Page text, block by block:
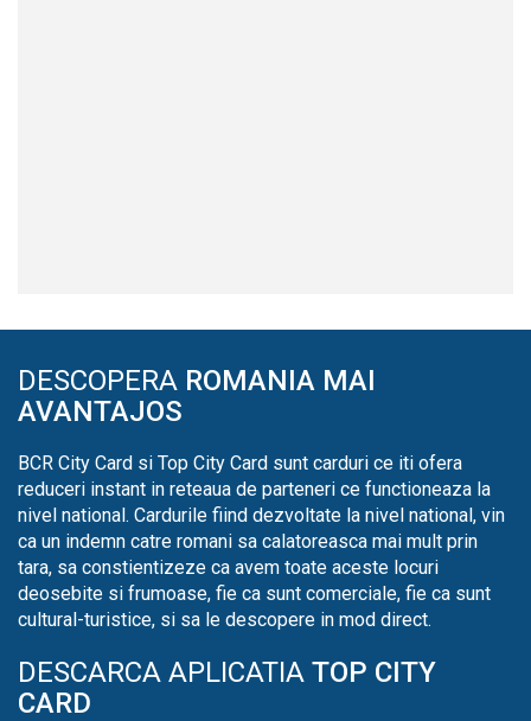
DESCOPERA ROMANIA MAI
AVANTAJOS
BCR City Card si Top City Card sunt carduri ce iti ofera
reduceri instant in reteaua de parteneri ce functioneaza la
nivel national. Cardurile fiind dezvoltate la nivel national, vin
ca un indemn catre romani sa calatoreasca mai mult prin
tara, sa constientizeze ca avem toate aceste locuri
deosebite si frumoase, fie ca sunt comerciale, fie ca sunt
cultural-turistice, si sa le descopere in mod direct.
DESCARCA APLICATIA TOP CITY
CARD